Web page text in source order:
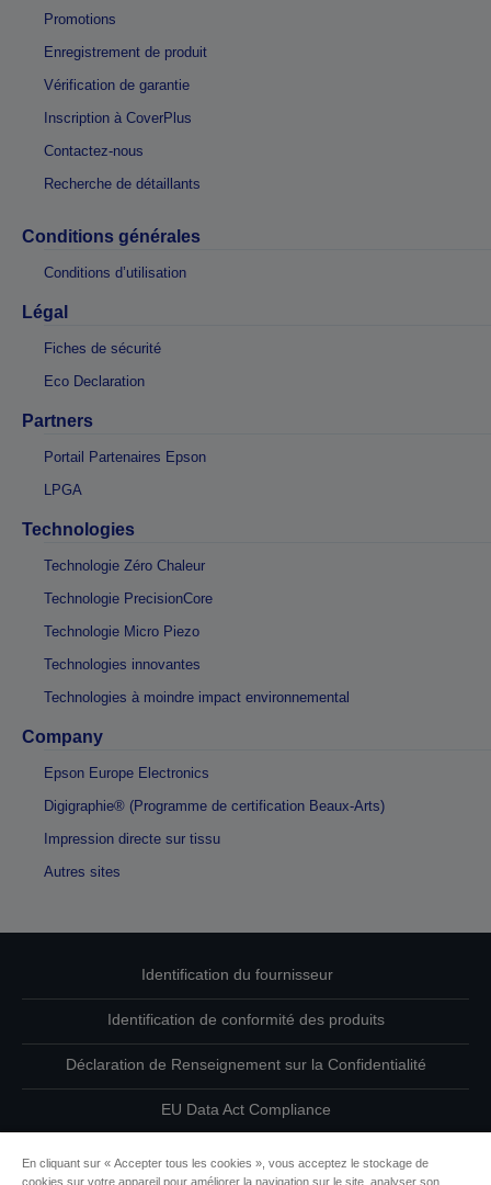
Promotions
Enregistrement de produit
Vérification de garantie
Inscription à CoverPlus
Contactez-nous
Recherche de détaillants
Conditions générales
Conditions d’utilisation
Légal
Fiches de sécurité
Eco Declaration
Partners
Portail Partenaires Epson
LPGA
Technologies
Technologie Zéro Chaleur
Technologie PrecisionCore
Technologie Micro Piezo
Technologies innovantes
Technologies à moindre impact environnemental
Company
Epson Europe Electronics
Digigraphie® (Programme de certification Beaux-Arts)
Impression directe sur tissu
Autres sites
Identification du fournisseur
Identification de conformité des produits
Déclaration de Renseignement sur la Confidentialité
EU Data Act Compliance
En cliquant sur « Accepter tous les cookies », vous acceptez le stockage de
cookies sur votre appareil pour améliorer la navigation sur le site, analyser son